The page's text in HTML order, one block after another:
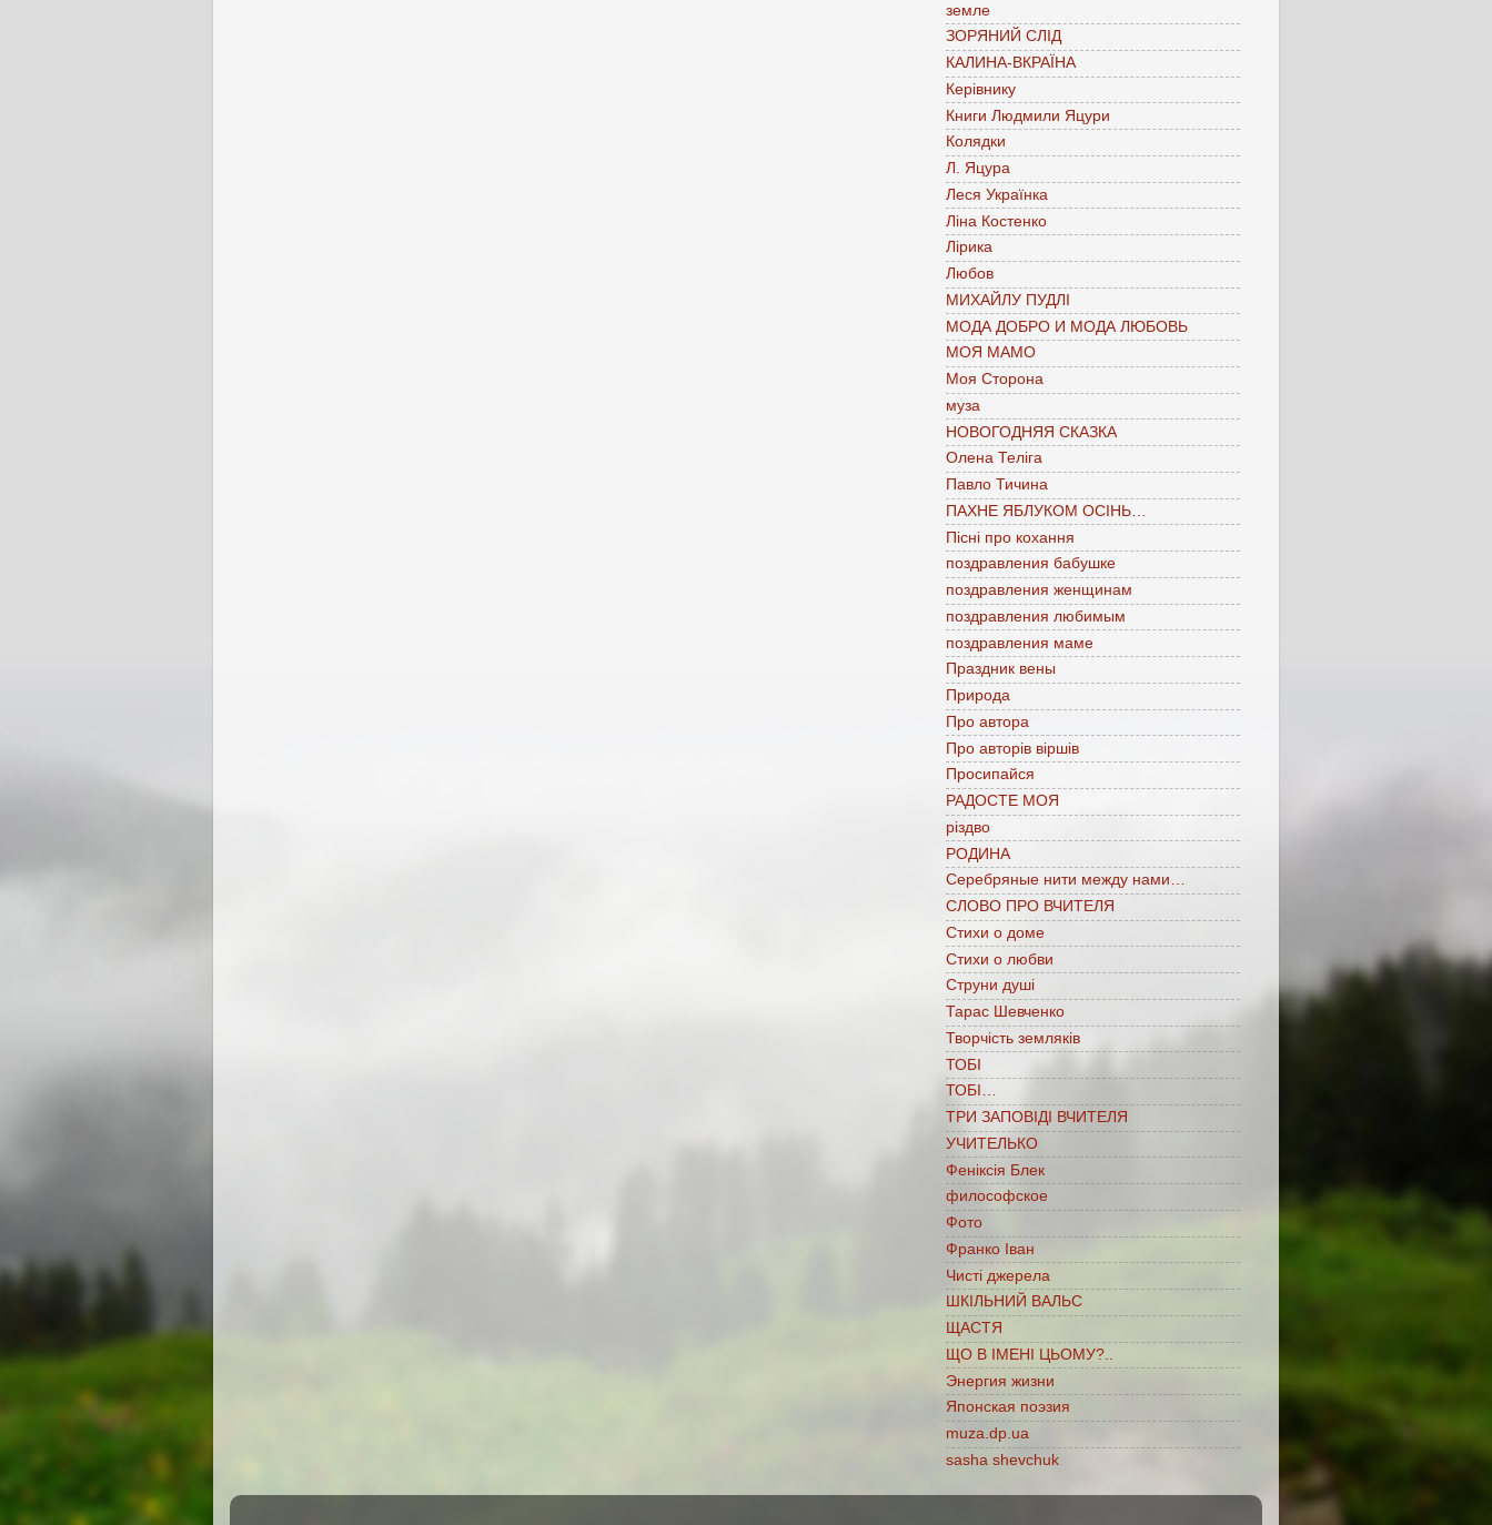
земле
ЗОРЯНИЙ СЛІД
КАЛИНА-ВКРАЇНА
Керівнику
Книги Людмили Яцури
Колядки
Л. Яцура
Леся Українка
Ліна Костенко
Лірика
Любов
МИХАЙЛУ ПУДЛІ
МОДА ДОБРО И МОДА ЛЮБОВЬ
МОЯ МАМО
Моя Сторона
муза
НОВОГОДНЯЯ СКАЗКА
Олена Теліга
Павло Тичина
ПАХНЕ ЯБЛУКОМ ОСІНЬ…
Пісні про кохання
поздравления бабушке
поздравления женщинам
поздравления любимым
поздравления маме
Праздник вены
Природа
Про автора
Про авторів віршів
Просипайся
РАДОСТЕ МОЯ
різдво
РОДИНА
Серебряные нити между нами…
СЛОВО ПРО ВЧИТЕЛЯ
Стихи о доме
Стихи о любви
Струни душі
Тарас Шевченко
Творчість земляків
ТОБІ
ТОБІ…
ТРИ ЗАПОВІДІ ВЧИТЕЛЯ
УЧИТЕЛЬКО
Феніксія Блек
философское
Фото
Франко Іван
Чисті джерела
ШКІЛЬНИЙ ВАЛЬС
ЩАСТЯ
ЩО В ІМЕНІ ЦЬОМУ?..
Энергия жизни
Японская поэзия
muza.dp.ua
sasha shevchuk